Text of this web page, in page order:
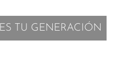
ES TU GENERACIÓN